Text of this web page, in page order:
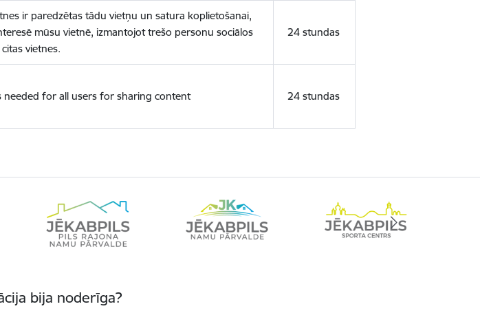
ir paredzētas tādu vietņu un satura koplietošanai,
mūsu vietnē, izmantojot trešo personu sociālos
vietnes.
24 stundas
needed for all users for sharing content 24 stundas
bija noderīga?